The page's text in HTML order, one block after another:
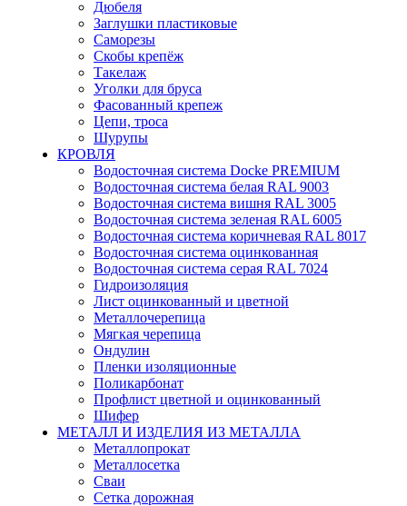
Дюбеля
Заглушки пластиковые
Саморезы
Скобы крепёж
Такелаж
Уголки для бруса
Фасованный крепеж
Цепи, троса
Шурупы
КРОВЛЯ
Водосточная система Docke PREMIUM
Водосточная система белая RAL 9003
Водосточная система вишня RAL 3005
Водосточная система зеленая RAL 6005
Водосточная система коричневая RAL 8017
Водосточная система оцинкованная
Водосточная система серая RAL 7024
Гидроизоляция
Лист оцинкованный и цветной
Металлочерепица
Мягкая черепица
Ондулин
Пленки изоляционные
Поликарбонат
Профлист цветной и оцинкованный
Шифер
МЕТАЛЛ И ИЗДЕЛИЯ ИЗ МЕТАЛЛА
Металлопрокат
Металлосетка
Сваи
Сетка дорожная